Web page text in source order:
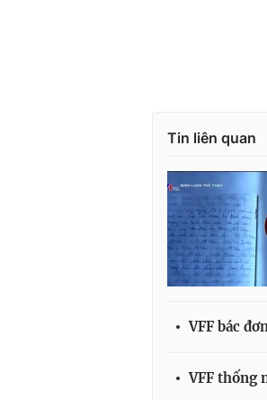
Tin liên quan
VFF bác
VFF thống